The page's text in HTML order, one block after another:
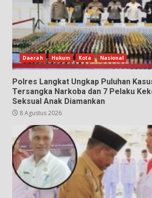
Daerah Hukum Kota Nasional
Polres Langkat Ungkap Puluhan
Tersangka Narkoba dan 7 Pelaku
Seksual Anak Diamankan
8 Agustus 2026